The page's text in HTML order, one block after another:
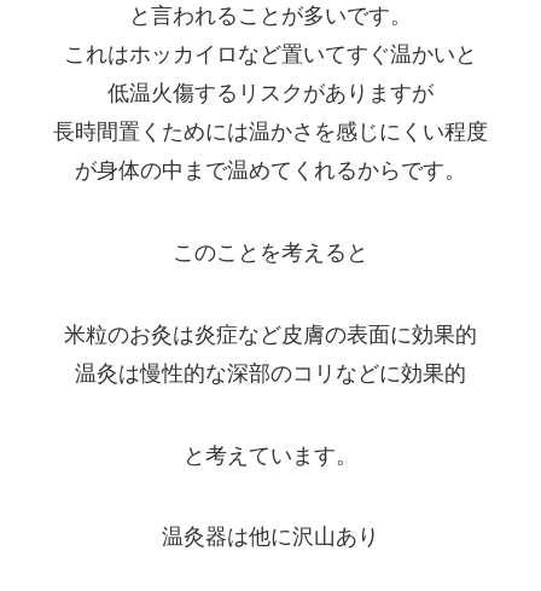
と言われることが多いです。
これはホッカイロなど置いてすぐ温かいと
低温火傷するリスクがありますが
長時間置くためには温かさを感じにくい程度
が身体の中まで温めてくれるからです。
このことを考えると
米粒のお灸は炎症など皮膚の表面に効果的
温灸は慢性的な深部のコリなどに効果的
と考えています。
温灸器は他に沢山あり